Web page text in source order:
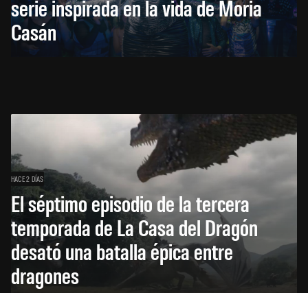
serie inspirada en la vida de Moria
Casán
HACE 2 DÍAS
El séptimo episodio de la tercera
temporada de La Casa del Dragón
desató una batalla épica entre
dragones